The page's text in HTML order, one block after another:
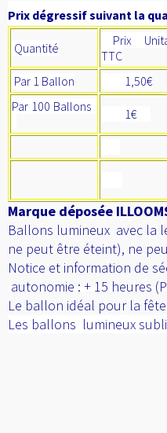
Prix dégressif suivant la
Quantité
Prix
TTC
Par 1 Ballon
1,50€
Par 100 Ballons
1€
Marque déposée
Ballons lumineux avec la
ne peut être éteint), ne
Notice et information de
autonomie : + 15 heures
Le ballon idéal pour la
Les ballons lumineux